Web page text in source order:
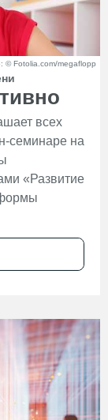
© Fotolia.com/megaflopp
всех
семинаре на
«Развитие